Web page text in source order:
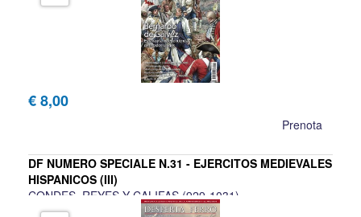
€ 8,00
Prenota
DF NUMERO SPECIALE N.31 - EJERCITOS MEDIEVALES
HISPANICOS (III)
CONDES, REYES Y CALIFAS (929-1031)